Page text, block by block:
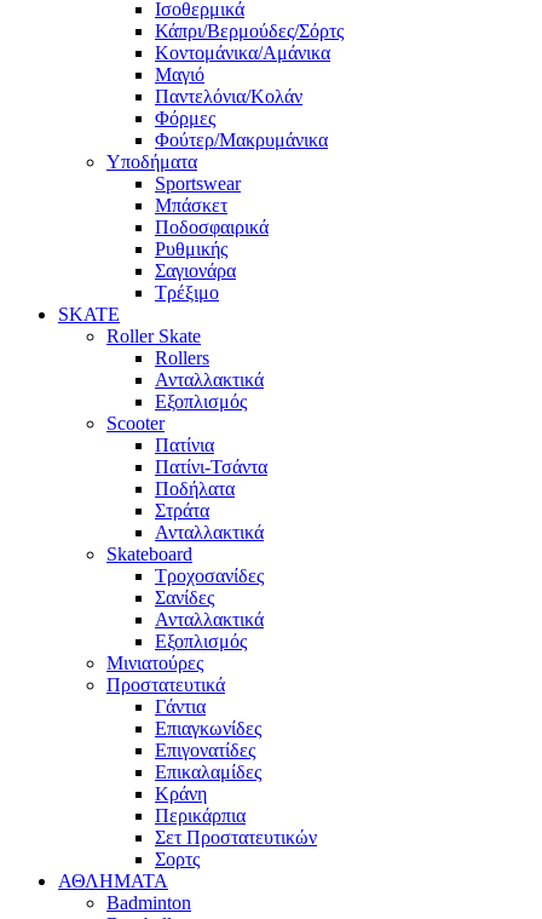
Ισοθερμικά
Κάπρι/Βερμούδες/Σόρτς
Κοντομάνικα/Αμάνικα
Μαγιό
Παντελόνια/Κολάν
Φόρμες
Φούτερ/Μακρυμάνικα
Υποδήματα
Sportswear
Μπάσκετ
Ποδοσφαιρικά
Ρυθμικής
Σαγιονάρα
Τρέξιμο
SKATE
Roller Skate
Rollers
Ανταλλακτικά
Εξοπλισμός
Scooter
Πατίνια
Πατίνι-Τσάντα
Ποδήλατα
Στράτα
Ανταλλακτικά
Skateboard
Τροχοσανίδες
Σανίδες
Ανταλλακτικά
Εξοπλισμός
Μινιατούρες
Προστατευτικά
Γάντια
Επιαγκωνίδες
Επιγονατίδες
Επικαλαμίδες
Κράνη
Περικάρπια
Σετ Προστατευτικών
Σορτς
ΑΘΛΗΜΑΤΑ
Badminton